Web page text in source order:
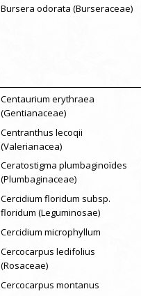
Bursera odorata (Burseraceae)
Centaurium erythraea
(Gentianaceae)
Centranthus lecoqii
(Valerianacea)
Ceratostigma plumbaginoïdes
(Plumbaginaceae)
Cercidium floridum subsp.
floridum (Leguminosae)
Cercidium microphyllum
Cercocarpus ledifolius
(Rosaceae)
Cercocarpus montanus